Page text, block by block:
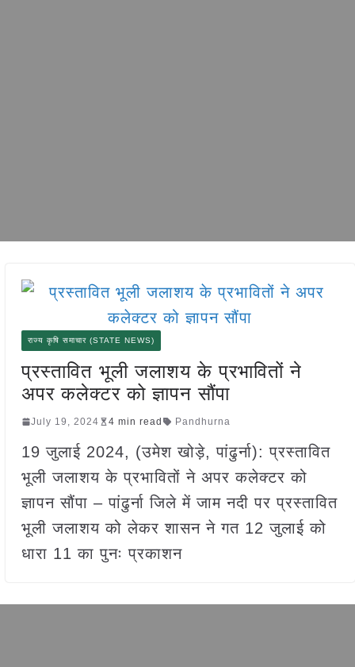
राज्य कृषि समाचार (STATE NEWS)
प्रस्तावित भूली जलाशय के प्रभावितों ने
अपर कलेक्टर को ज्ञापन सौंपा
July 19, 2024 4 min read Pandhurna
19 जुलाई 2024, (उमेश खोड़े, पांढुर्ना): प्रस्तावित
भूली जलाशय के प्रभावितों ने अपर कलेक्टर को
ज्ञापन सौंपा – पांढुर्ना जिले में जाम नदी पर प्रस्तावित
भूली जलाशय को लेकर शासन ने गत 12 जुलाई को
धारा 11 का पुनः प्रकाशन